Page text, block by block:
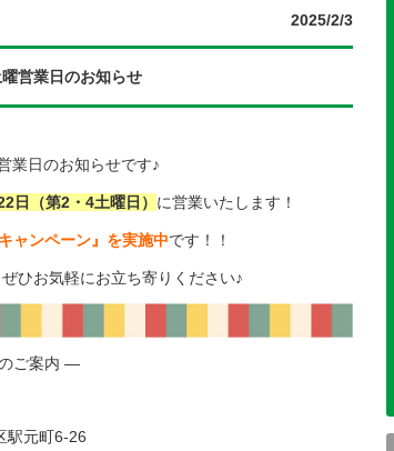
2025/2/3
営業日のお知らせ
業日のお知らせです♪
日（第2・4土曜日） に営業いたします！
ャンペーン』を実施中です！！
ひお気軽にお立ち寄りください♪
ご案内 ―
元町6-26